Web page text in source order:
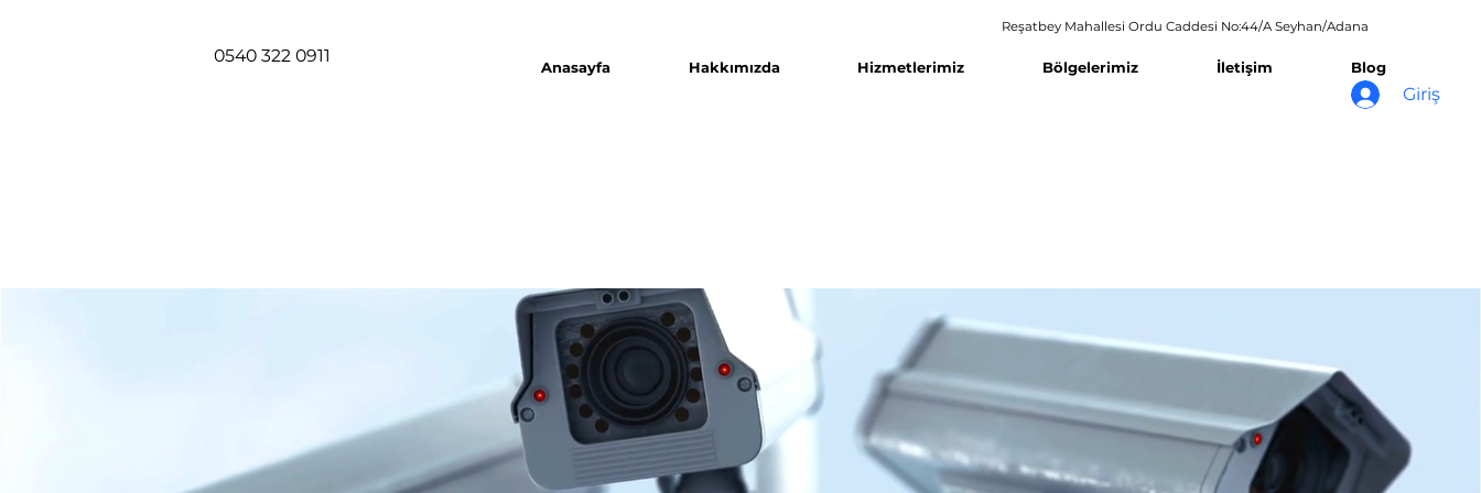
Reşatbey Mahallesi Ordu Caddesi No:44/A Seyhan/Adana
Anasayfa Hakkımızda Hizmetlerimiz Bölgelerimiz İletişim Blog
0540 322 0911
Giriş